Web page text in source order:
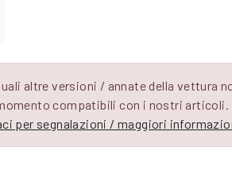
altre versioni / annate della vettura
compatibili con i nostri articoli.
per segnalazioni / maggiori